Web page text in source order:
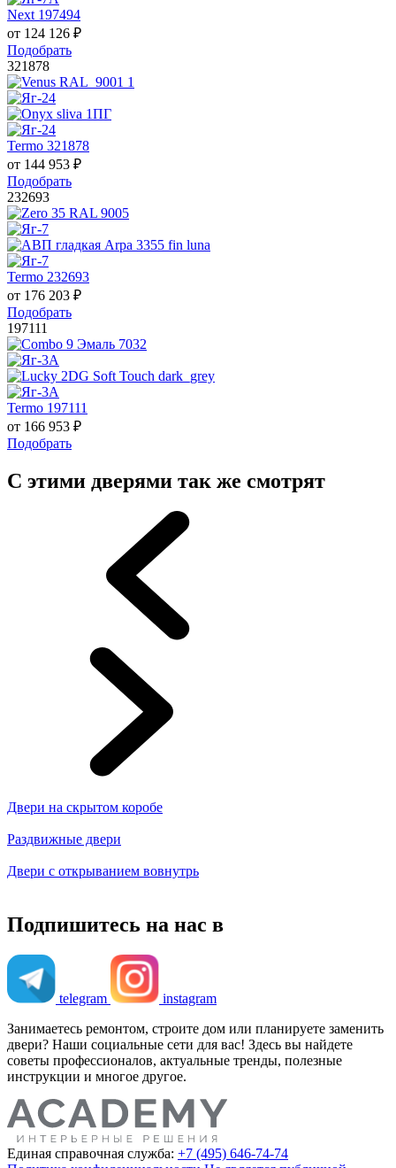
Next 197494
от 124 126 ₽
Подобрать
321878
Termo 321878
от 144 953 ₽
Подобрать
232693
Termo 232693
от 176 203 ₽
Подобрать
197111
Termo 197111
от 166 953 ₽
Подобрать
С этими дверями так же смотрят
Двери на скрытом коробе
Раздвижные двери
Двери с открыванием вовнутрь
Подпишитесь на нас в
telegram
instagram
Занимаетесь ремонтом, строите дом или планируете заменить
двери? Наши социальные сети для вас! Здесь вы найдете
советы профессионалов, актуальные тренды, полезные
инструкции и многое другое.
Единая справочная служба: +7 (495) 646-74-74